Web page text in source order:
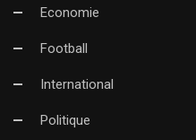
Economie
Football
International
Politique